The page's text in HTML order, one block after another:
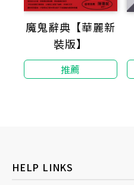
魔鬼辭典【華麗新
裝版】
推薦
HELP LINKS